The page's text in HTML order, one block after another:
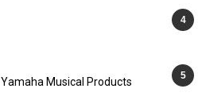
Musical Products